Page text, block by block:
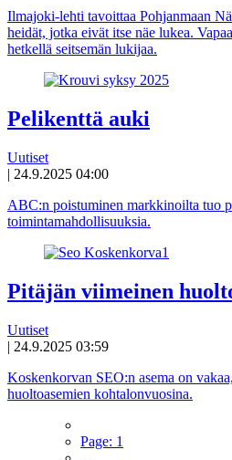
Ilmajoki-lehti tavoittaa Pohjanmaan
heidät, jotka eivät itse näe lukea.
hetkellä seitsemän lukijaa.
Pelikenttä auki
Uutiset
| 24.9.2025 04:00
ABC:n poistuminen markkinoilta tuo
toimintamahdollisuuksia.
Pitäjän viimeinen
Uutiset
| 24.9.2025 03:59
Koskenkorvan SEO:n asema on
huoltoasemien kohtalonvuosina.
Page: 1